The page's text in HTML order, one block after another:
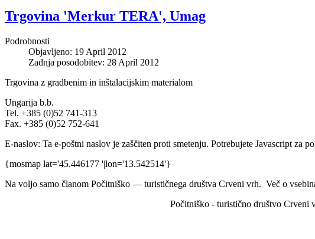
Trgovina 'Merkur TERA', Umag
Podrobnosti
Objavljeno: 19 April 2012
Zadnja posodobitev: 28 April 2012
Trgovina z gradbenim in inštalacijskim materialom
Ungarija b.b.
Tel. +385 (0)52 741-313
Fax. +385 (0)52 752-641
E-naslov: Ta e-poštni naslov je zaščiten proti smetenju. Potrebujete Javascript za
{mosmap lat='45.446177 '|lon='13.542514'}
Na voljo samo članom Počit­niško — tur­is­tičnega društva Crveni vrh. Več o
Počitniško - turistično društvo Crveni